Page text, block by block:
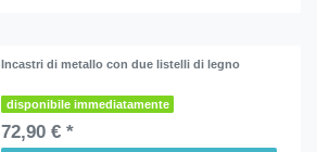
Incastri di metallo con due listelli di legno
disponibile immediatamente
72,90 € *